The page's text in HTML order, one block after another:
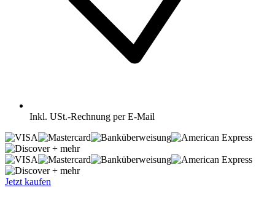
Inkl. USt.-Rechnung per E-Mail
+ mehr
+ mehr
Jetzt kaufen